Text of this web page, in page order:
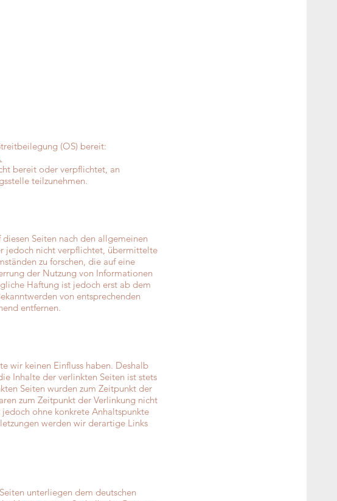
(OS) bereit:
bereit oder verpflichtet, an
teilzunehmen.
Seiten nach den allgemeinen
jedoch nicht verpflichtet, übermittelte
zu forschen, die auf eine
der Nutzung von Informationen
Haftung ist jedoch erst ab dem
von entsprechenden
entfernen.
wir keinen Einfluss haben. Deshalb
Inhalte der verlinkten Seiten ist stets
Seiten wurden zum Zeitpunkt der
zum Zeitpunkt der Verlinkung nicht
ohne konkrete Anhaltspunkte
werden wir derartige Links
unterliegen dem deutschen